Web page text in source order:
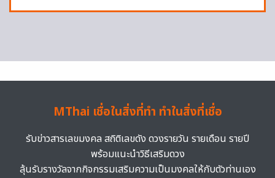
MThai เชื่อในสิ่งที่ทำ ทำในสิ่งที่เชื่อ
รับข่าวสารเลขมงคล สถิติเลขดัง ดวงรายวัน รายเดือน รายปี
พร้อมแนะนำวิธีเสริมดวง
ลุ้นรับรางวัลจากกิจกรรมเสริมความเป็นมงคลให้กับตัวท่านเอง